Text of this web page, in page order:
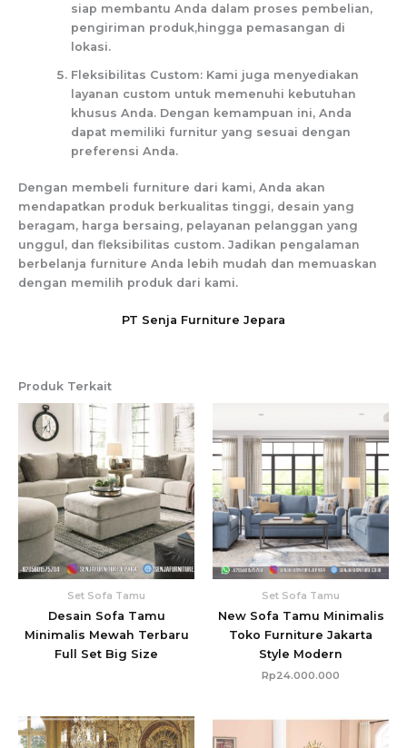
siap membantu Anda dalam proses pembelian,
pengiriman produk,hingga pemasangan di
lokasi.
Fleksibilitas Custom: Kami juga menyediakan
layanan custom untuk memenuhi kebutuhan
khusus Anda. Dengan kemampuan ini, Anda
dapat memiliki furnitur yang sesuai dengan
preferensi Anda.
Dengan membeli furniture dari kami, Anda akan
mendapatkan produk berkualitas tinggi, desain yang
beragam, harga bersaing, pelayanan pelanggan yang
unggul, dan fleksibilitas custom. Jadikan pengalaman
berbelanja furniture Anda lebih mudah dan memuaskan
dengan memilih produk dari kami.
PT Senja Furniture Jepara
Produk Terkait
Set Sofa Tamu
Desain Sofa Tamu
Minimalis Mewah Terbaru
Full Set Big Size
Set Sofa Tamu
New Sofa Tamu Minimalis
Toko Furniture Jakarta
Style Modern
Rp24.000.000